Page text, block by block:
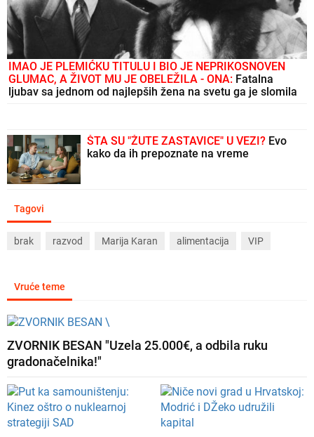
IMAO JE PLEMIĆKU TITULU I BIO JE NEPRIKOSNOVEN
GLUMAC, A ŽIVOT MU JE OBELEŽILA - ONA: Fatalna
ljubav sa jednom od najlepših žena na svetu ga je slomila
ŠTA SU "ŽUTE ZASTAVICE" U VEZI? Evo
kako da ih prepoznate na vreme
Tagovi
brak razvod Marija Karan alimentacija VIP
Vruće teme
ZVORNIK BESAN "Uzela 25.000€, a odbila ruku
gradonačelnika!"